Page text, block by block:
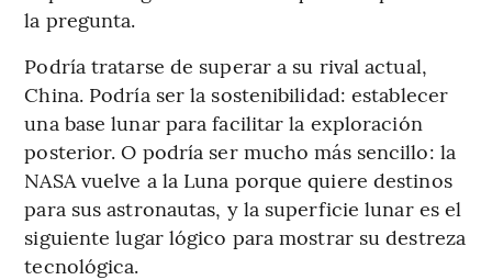
la pregunta.
Podría tratarse de superar a su rival actual,
China. Podría ser la sostenibilidad: establecer
una base lunar para facilitar la exploración
posterior. O podría ser mucho más sencillo: la
NASA vuelve a la Luna porque quiere destinos
para sus astronautas, y la superficie lunar es el
siguiente lugar lógico para mostrar su destreza
tecnológica.